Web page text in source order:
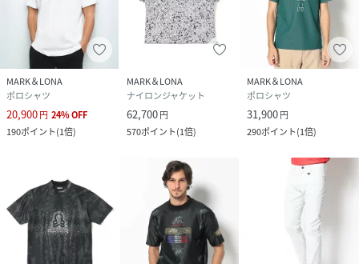
MARK＆LONA
ポロシャツ
20,900円 24%OFF
190ポイント(1倍)
MARK＆LONA
ナイロンジャケット
62,700円
570ポイント(1倍)
MARK＆LONA
ポロシャツ
31,900円
290ポイント(1倍)